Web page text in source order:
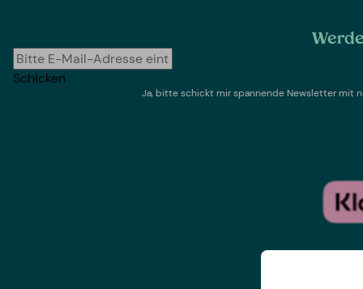
Schicken
Ja, bitte schickt mir spannende Newsletter mit